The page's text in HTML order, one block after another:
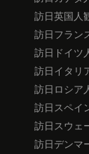
訪日英国人
訪日フラン
訪日ドイツ
訪日イタリ
訪日ロシア
訪日スペイ
訪日スウェ
訪日デンマ